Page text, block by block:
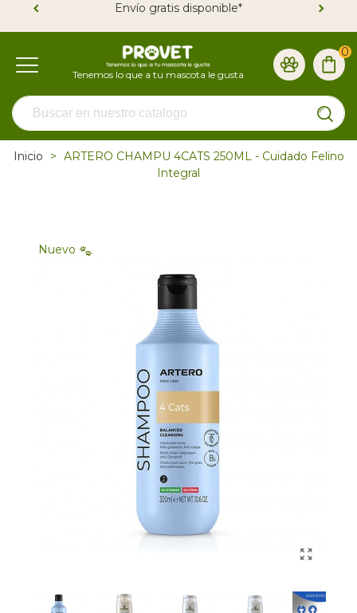
Envío gratis disponible*
0
Inicio > ARTERO CHAMPU 4CATS 250ML - Cuidado Felino
Integral
Nuevo